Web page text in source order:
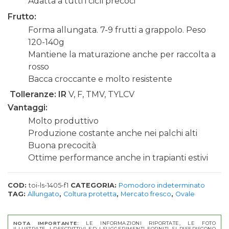
Frutto:
Forma allungata. 7-9 frutti a grappolo. Peso
120-140g
Mantiene la maturazione anche per raccolta a
rosso
Bacca croccante e molto resistente
Tolleranze: IR V, F, TMV, TYLCV
Vantaggi:
Molto produttivo
Produzione costante anche nei palchi alti
Buona precocità
Ottime performance anche in trapianti estivi
COD:toi-ls-1405-f1 CATEGORIA: Pomodoro indeterminato
TAG: Allungato, Coltura protetta, Mercato fresco, Ovale
NOTA IMPORTANTE:
LE INFORMAZIONI RIPORTATE, LE FOTO